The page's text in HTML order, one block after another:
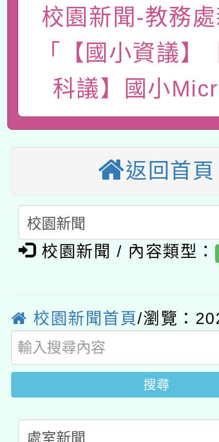
「數位內容與教學軟
pilot」
薪期間赴陸應申請許可
轉知經濟部水利署委託
業技術研究院辦理「
用水績優單位及節水達
115年8月22日(星期六
本校115學年度第2次
招甄選結果公告(無人
適應運動共學行動站研
本館辦理115年度閱讀
暨閱讀推動專業研習
科技賦能─人工智慧
礎課程
A3數位素養講師名單
「數位內容與教學軟
薪期間赴陸應申請許可
業技術研究院辦理「
用水績優單位及節水達
115年8月22日(星期六
桃園市孔廟祈福系列
開 智慧啟航」
2026年桃園地景藝術
校園新聞-教務
「【國小資議】
科議】國小
返回首頁
校園新聞 / 內容類型：
校園新聞首頁/瀏覽：
搜尋